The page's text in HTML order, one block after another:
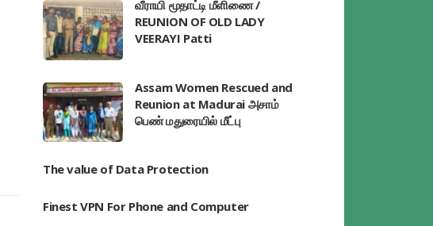
வீராயி மூதாட்டி மீளிணை /
REUNION OF OLD LADY
VEERAYI Patti
Assam Women Rescued and
Reunion at Madurai அசாம்
பெண் மதுரையில் மீட்பு
The value of Data Protection
Finest VPN For Phone and Computer